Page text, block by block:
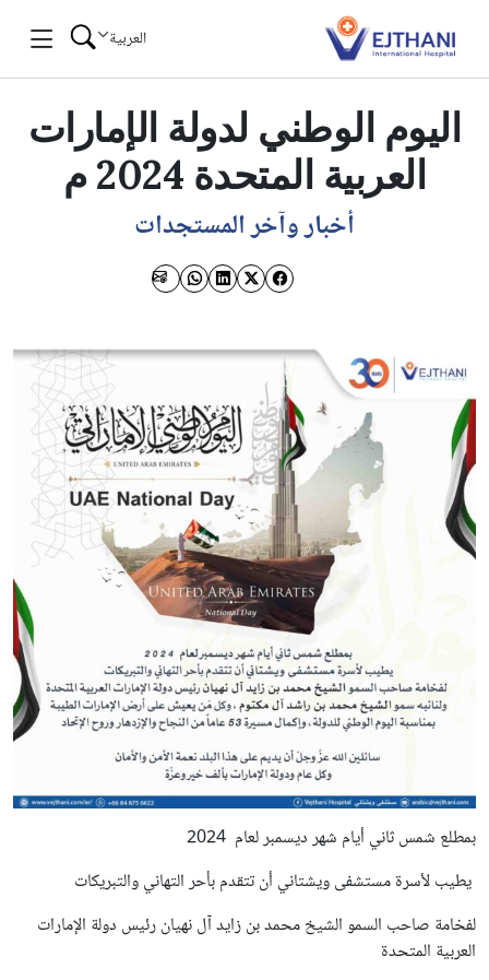
العربية
اليوم الوطني لدولة الإمارات
العربية المتحدة 2024 م
أخبار وآخر المستجدات
بمطلع شمس ثاني أيام شهر ديسمبر لعام 2024
يطيب لأسرة مستشفى ويشتاني أن تتقدم بأحر التهاني والتبريكات
لفخامة صاحب السمو الشيخ محمد بن زايد آل نهيان رئيس دولة الإمارات
العربية المتحدة